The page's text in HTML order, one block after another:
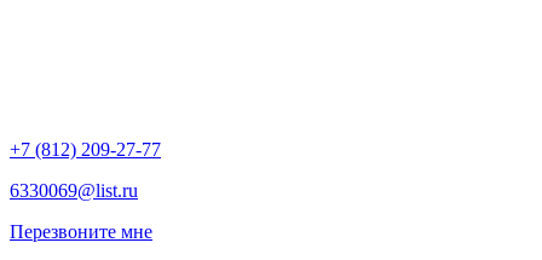
+7 (812) 209-27-77
6330069@list.ru
Перезвоните мне